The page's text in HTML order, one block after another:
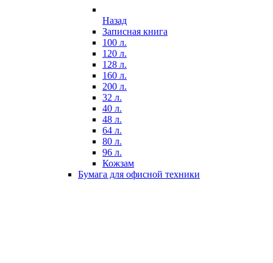
Назад
Записная книга
100 л.
120 л.
128 л.
160 л.
200 л.
32 л.
40 л.
48 л.
64 л.
80 л.
96 л.
Кожзам
Бумага для офисной техники